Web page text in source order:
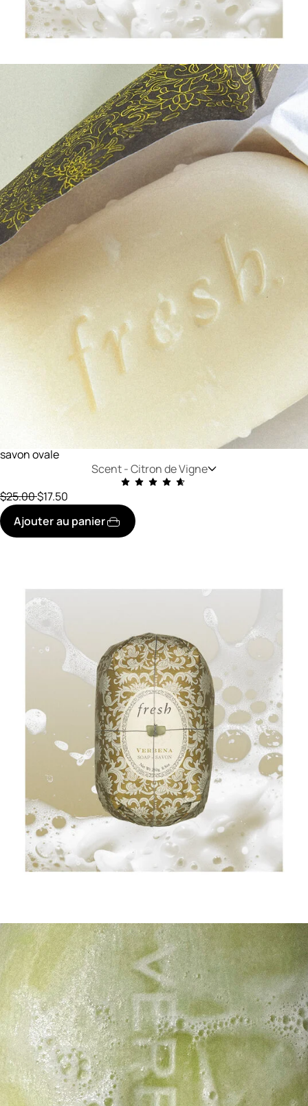
savon ovale
Scent -Citron de Vigne
prix initial
$25.00réduit à
$17.50
Ajouter au panier